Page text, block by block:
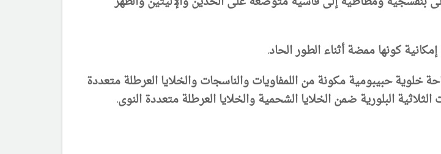
كونها ممضة أثناء الطور الحاد.
حبيبومية مكونة من اللمفاويات والناسجات والخلايا العرطلة متعددة
البلورية ضمن الخلايا الشحمية والخلايا العرطلة متعددة النوى.